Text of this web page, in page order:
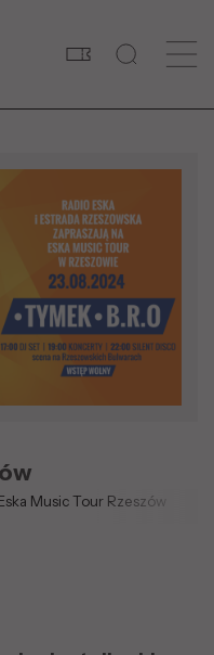
Music Tour Rzeszów